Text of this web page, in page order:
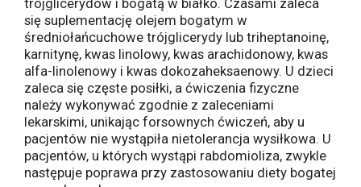
trójglicerydów i bogatą w białko. Czasami zaleca
się suplementację olejem bogatym w
średniołańcuchowe trójglicerydy lub triheptanoinę,
karnitynę, kwas linolowy, kwas arachidonowy, kwas
alfa-linolenowy i kwas dokozaheksaenowy. U dzieci
zaleca się częste posiłki, a ćwiczenia fizyczne
należy wykonywać zgodnie z zaleceniami
lekarskimi, unikając forsownych ćwiczeń, aby u
pacjentów nie wystąpiła nietolerancja wysiłkowa. U
pacjentów, u których wystąpi rabdomioliza, zwykle
następuje poprawa przy zastosowaniu diety bogatej